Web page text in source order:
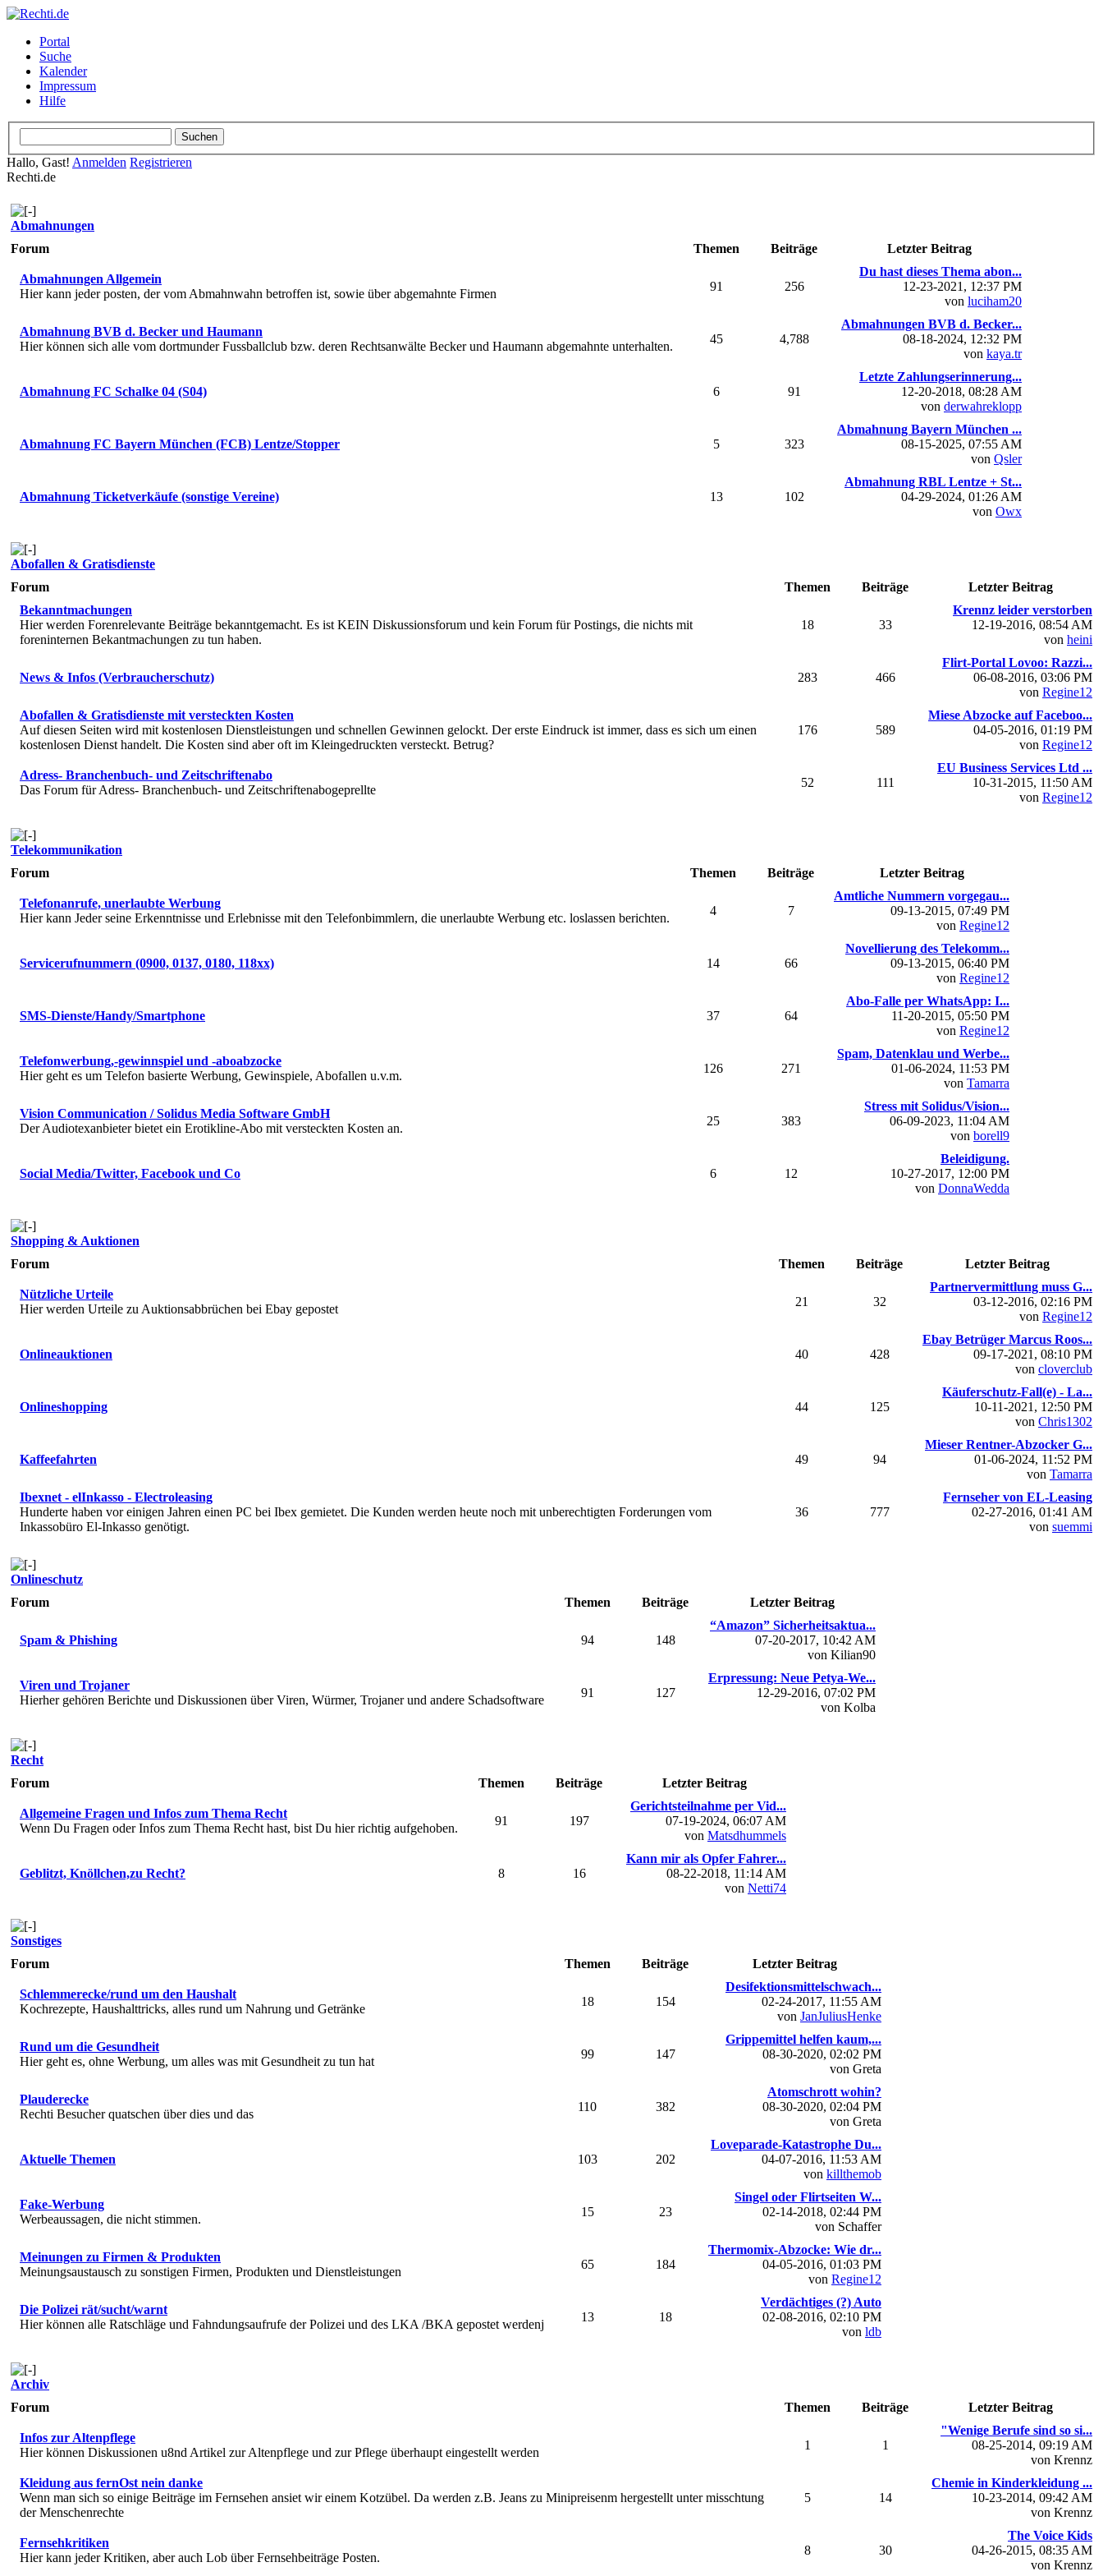
Portal
Suche
Kalender
Impressum
Hilfe
Hallo, Gast! Anmelden Registrieren
Rechti.de
Abmahnungen
Forum
Themen Beiträge Letzter Beitrag
Abmahnungen Allgemein
Hier kann jeder posten, der vom Abmahnwahn betroffen ist, sowie über abgemahnte Firmen
91 256
Du hast dieses Thema abon...
12-23-2021, 12:37 PM
von luciham20
Abmahnung BVB d. Becker und Haumann
Hier können sich alle vom dortmunder Fussballclub bzw. deren Rechtsanwälte Becker und Haumann abgemahnte unterhalten.
45 4,788
Abmahnungen BVB d. Becker...
08-18-2024, 12:32 PM
von kaya.tr
Abmahnung FC Schalke 04 (S04) 6 91
Letzte Zahlungserinnerung...
12-20-2018, 08:28 AM
von derwahreklopp
Abmahnung FC Bayern München (FCB) Lentze/Stopper 5 323
Abmahnung Bayern München ...
08-15-2025, 07:55 AM
von Qsler
Abmahnung Ticketverkäufe (sonstige Vereine) 13 102
Abmahnung RBL Lentze + St...
04-29-2024, 01:26 AM
von Owx
Abofallen & Gratisdienste
Forum
Themen Beiträge
Letzter Beitrag
Bekanntmachungen
Hier werden Forenrelevante Beiträge bekanntgemacht. Es ist KEIN Diskussionsforum und kein Forum für Postings, die nichts mit
foreninternen Bekantmachungen zu tun haben.
18 33
Krennz leider verstorben
12-19-2016, 08:54 AM
von heini
News & Infos (Verbraucherschutz) 283 466
Flirt-Portal Lovoo: Razzi...
06-08-2016, 03:06 PM
von Regine12
Abofallen & Gratisdienste mit versteckten Kosten
Auf diesen Seiten wird mit kostenlosen Dienstleistungen und schnellen Gewinnen gelockt. Der erste Eindruck ist immer, dass es sich um einen
kostenlosen Dienst handelt. Die Kosten sind aber oft im Kleingedruckten versteckt. Betrug?
176 589
Miese Abzocke auf Faceboo...
04-05-2016, 01:19 PM
von Regine12
Adress- Branchenbuch- und Zeitschriftenabo
Das Forum für Adress- Branchenbuch- und Zeitschriftenabogeprellte
52 111
EU Business Services Ltd ...
10-31-2015, 11:50 AM
von Regine12
Telekommunikation
Forum
Themen Beiträge Letzter Beitrag
Telefonanrufe, unerlaubte Werbung
Hier kann Jeder seine Erkenntnisse und Erlebnisse mit den Telefonbimmlern, die unerlaubte Werbung etc. loslassen berichten.
4 7
Amtliche Nummern vorgegau...
09-13-2015, 07:49 PM
von Regine12
Servicerufnummern (0900, 0137, 0180, 118xx) 14 66
Novellierung des Telekomm...
09-13-2015, 06:40 PM
von Regine12
SMS-Dienste/Handy/Smartphone 37 64
Abo-Falle per WhatsApp: I...
11-20-2015, 05:50 PM
von Regine12
Telefonwerbung,-gewinnspiel und -aboabzocke
Hier geht es um Telefon basierte Werbung, Gewinspiele, Abofallen u.v.m.
126 271
Spam, Datenklau und Werbe...
01-06-2024, 11:53 PM
von Tamarra
Vision Communication / Solidus Media Software GmbH
Der Audiotexanbieter bietet ein Erotikline-Abo mit versteckten Kosten an.
25 383
Stress mit Solidus/Vision...
06-09-2023, 11:04 AM
von borell9
Social Media/Twitter, Facebook und Co 6 12
Beleidigung.
10-27-2017, 12:00 PM
von DonnaWedda
Shopping & Auktionen
Forum
Themen Beiträge Letzter Beitrag
Nützliche Urteile
Hier werden Urteile zu Auktionsabbrüchen bei Ebay gepostet
21 32
Partnervermittlung muss G...
03-12-2016, 02:16 PM
von Regine12
Onlineauktionen 40 428
Ebay Betrüger Marcus Roos...
09-17-2021, 08:10 PM
von cloverclub
Onlineshopping 44 125
Käuferschutz-Fall(e) - La...
10-11-2021, 12:50 PM
von Chris1302
Kaffeefahrten 49 94
Mieser Rentner-Abzocker G...
01-06-2024, 11:52 PM
von Tamarra
Ibexnet - elInkasso - Electroleasing
Hunderte haben vor einigen Jahren einen PC bei Ibex gemietet. Die Kunden werden heute noch mit unberechtigten Forderungen vom
Inkassobüro El-Inkasso genötigt.
36 777
Fernseher von EL-Leasing
02-27-2016, 01:41 AM
von suemmi
Onlineschutz
Forum
Themen Beiträge Letzter Beitrag
Spam & Phishing 94 148
“Amazon” Sicherheitsaktua...
07-20-2017, 10:42 AM
von Kilian90
Viren und Trojaner
Hierher gehören Berichte und Diskussionen über Viren, Würmer, Trojaner und andere Schadsoftware
91 127
Erpressung: Neue Petya-We...
12-29-2016, 07:02 PM
von Kolba
Recht
Forum
Themen Beiträge Letzter Beitrag
Allgemeine Fragen und Infos zum Thema Recht
Wenn Du Fragen oder Infos zum Thema Recht hast, bist Du hier richtig aufgehoben.
91 197
Gerichtsteilnahme per Vid...
07-19-2024, 06:07 AM
von Matsdhummels
Geblitzt, Knöllchen,zu Recht? 8 16
Kann mir als Opfer Fahrer...
08-22-2018, 11:14 AM
von Netti74
Sonstiges
Forum
Themen Beiträge Letzter Beitrag
Schlemmerecke/rund um den Haushalt
Kochrezepte, Haushalttricks, alles rund um Nahrung und Getränke
18 154
Desifektionsmittelschwach...
02-24-2017, 11:55 AM
von JanJuliusHenke
Rund um die Gesundheit
Hier geht es, ohne Werbung, um alles was mit Gesundheit zu tun hat
99 147
Grippemittel helfen kaum,...
08-30-2020, 02:02 PM
von Greta
Plauderecke
Rechti Besucher quatschen über dies und das
110 382
Atomschrott wohin?
08-30-2020, 02:04 PM
von Greta
Aktuelle Themen 103 202
Loveparade-Katastrophe Du...
04-07-2016, 11:53 AM
von killthemob
Fake-Werbung
Werbeaussagen, die nicht stimmen.
15 23
Singel oder Flirtseiten W...
02-14-2018, 02:44 PM
von Schaffer
Meinungen zu Firmen & Produkten
Meinungsaustausch zu sonstigen Firmen, Produkten und Dienstleistungen
65 184
Thermomix-Abzocke: Wie dr...
04-05-2016, 01:03 PM
von Regine12
Die Polizei rät/sucht/warnt
Hier können alle Ratschläge und Fahndungsaufrufe der Polizei und des LKA /BKA gepostet werdenj
13 18
Verdächtiges (?) Auto
02-08-2016, 02:10 PM
von ldb
Archiv
Forum
Themen Beiträge Letzter Beitrag
Infos zur Altenpflege
Hier können Diskussionen u8nd Artikel zur Altenpflege und zur Pflege überhaupt eingestellt werden
1 1
"Wenige Berufe sind so si...
08-25-2014, 09:19 AM
von Krennz
Kleidung aus fernOst nein danke
Wenn man sich so einige Beiträge im Fernsehen ansiet wir einem Kotzübel. Da werden z.B. Jeans zu Minipreisenm hergestellt unter misschtung
der Menschenrechte
5 14
Chemie in Kinderkleidung ...
10-23-2014, 09:42 AM
von Krennz
Fernsehkritiken
Hier kann jeder Kritiken, aber auch Lob über Fernsehbeiträge Posten.
8 30
The Voice Kids
04-26-2015, 08:35 AM
von Krennz